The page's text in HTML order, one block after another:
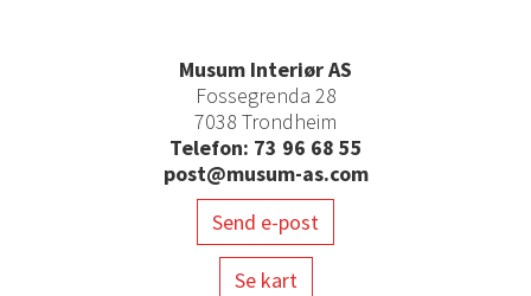
Musum Interiør AS
Fossegrenda 28
7038 Trondheim
Telefon: 73 96 68 55
post@musum-as.com
Send e-post
Se kart